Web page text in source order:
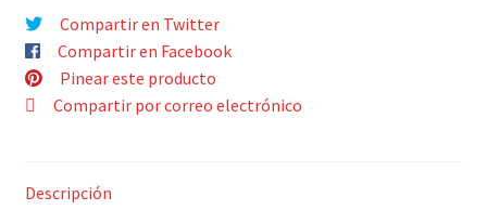
BONE
CHINA
cantidad
Compartir en Twitter
Compartir en Facebook
Pinear este producto
Compartir por correo electrónico
Descripción